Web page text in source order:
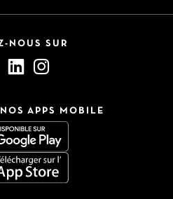
NOUS SUR
APPS MOBILE